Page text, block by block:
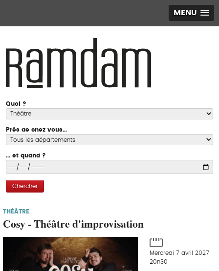
MENU
Quoi ?
Près de chez vous...
... et quand ?
Chercher
THÉÂTRE
Cosy - Théâtre d'improvisation
Mercredi 7 avril 2027
20h30